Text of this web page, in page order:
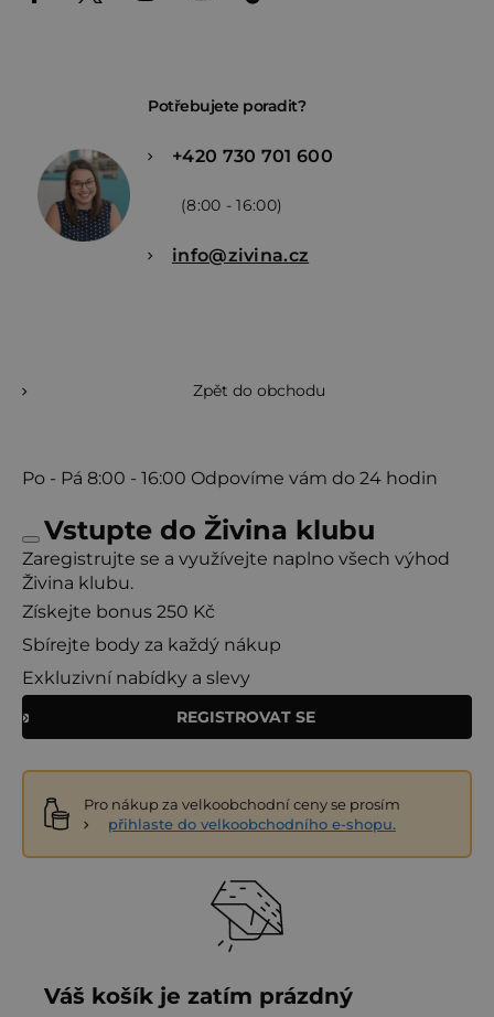
Potřebujete poradit?
+420 730 701 600
(8:00 - 16:00)
info@zivina.cz
Zpět do obchodu
Po - Pá 8:00 - 16:00 Odpovíme vám do 24 hodin
Vstupte do Živina klubu
Zaregistrujte se a využívejte naplno všech výhod
Živina klubu.
Získejte bonus 250 Kč
Sbírejte body za každý nákup
Exkluzivní nabídky a slevy
REGISTROVAT SE
Pro nákup za velkoobchodní ceny se prosím
přihlaste do velkoobchodního e-shopu.
Váš košík je zatím prázdný